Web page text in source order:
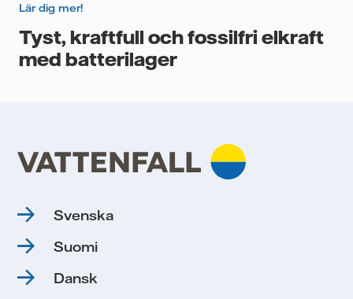
Lär dig mer!
Tyst, kraftfull och fossilfri elkraft
med batterilager
Svenska
Suomi
Dansk